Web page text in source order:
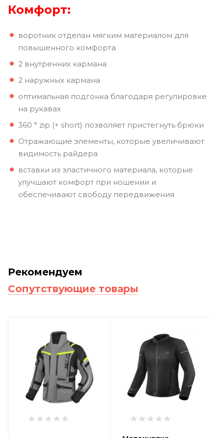
Комфорт:
воротник отделан мягким материалом для
повышенного комфорта
2 внутренних кармана
2 наружных кармана
оптимальная подгонка благодаря регулировке
на рукавах
360 ° zip (+ short) позволяет пристегнуть брюки
Отражающие элементы, которые увеличивают
видимость райдера
вставки из эластичного материала, которые
улучшают комфорт при ношении и
обеспечивают свободу передвижения
Рекомендуем
Сопутствующие товары